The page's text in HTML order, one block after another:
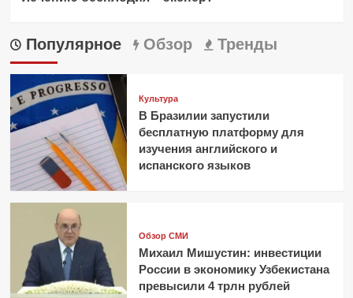
Популярное Обзор Тренды
Культура
В Бразилии запустили
бесплатную платформу для
изучения английского и
испанского языков
Обзор СМИ
Михаил Мишустин: инвестиции
России в экономику Узбекистана
превысили 4 трлн рублей